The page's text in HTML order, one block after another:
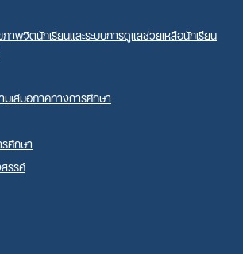
าพจิตนักเรียนและระบบการดูแลช่วยเหลือนักเรียน
เสมอภาคทางการศึกษา
ศึกษา
รรค์